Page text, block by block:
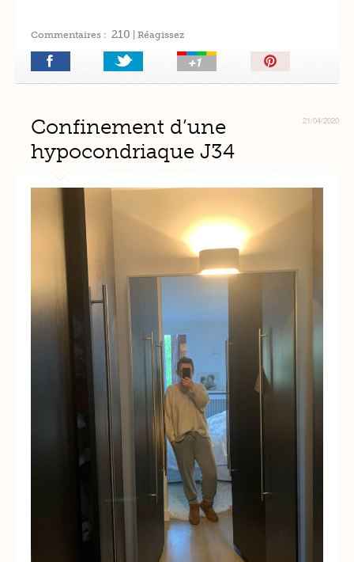
Commentaires : 210 | Réagissez
Épingler!
21/04/2020
Confinement d’une
hypocondriaque J34